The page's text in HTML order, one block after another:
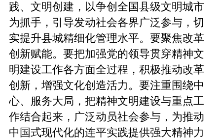
践、文明创建，以争创全国县级文明城市
为抓手，引导发动社会各界广泛参与，切
实提升县城精细化管理水平。要聚焦改革
创新赋能。要把加强党的领导贯穿精神文
明建设工作各方面全过程，积极推动改革
创新，增强文化创造活力。要注重围绕中
心、服务大局，把精神文明建设与重点工
作结合起来，广泛动员社会参与，为推动
中国式现代化的连平实践提供强大精神力